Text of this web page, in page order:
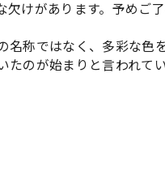
けがあります。予めご了
名称ではなく、多彩な色
のが始まりと言われてい